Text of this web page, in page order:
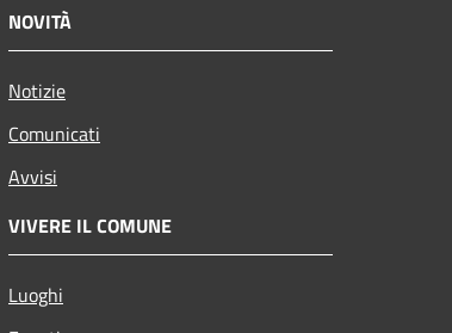
NOVITÀ
Notizie
Comunicati
Avvisi
VIVERE IL COMUNE
Luoghi